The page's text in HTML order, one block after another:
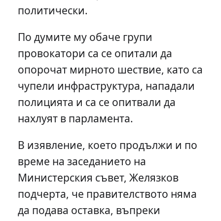
политически.
По думите му обаче групи
провокатори са се опитали да
опорочат мирното шествие, като са
чупели инфраструктура, нападали
полицията и са се опитвали да
нахлуят в парламента.
В изявление, което продължи и по
време на заседанието на
Министерския съвет, Желязков
подчерта, че правителството няма
да подава оставка, въпреки